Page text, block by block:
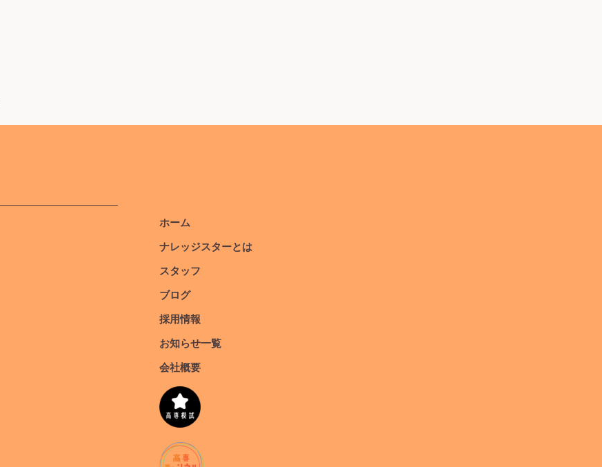
ホーム
ナレッジスターとは
スタッフ
ブログ
採用情報
お知らせ一覧
会社概要